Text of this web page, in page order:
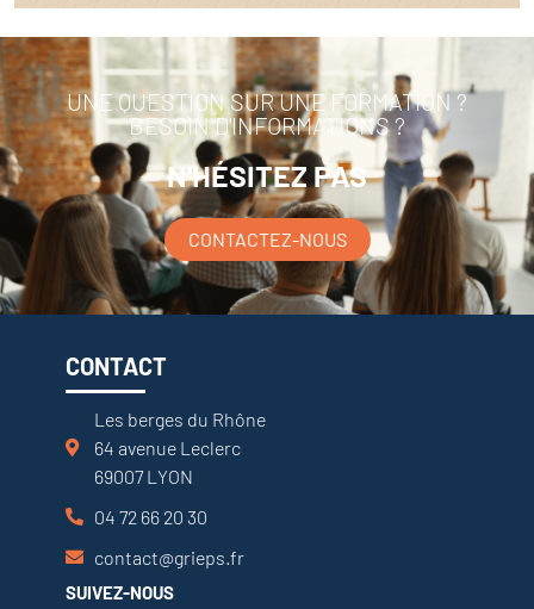
UNE QUESTION SUR UNE FORMATION ?
BESOIN D'INFORMATIONS ?
N'HÉSITEZ PAS
CONTACTEZ-NOUS
CONTACT
Les berges du Rhône
64 avenue Leclerc
69007 LYON
04 72 66 20 30
contact@grieps.fr
SUIVEZ-NOUS